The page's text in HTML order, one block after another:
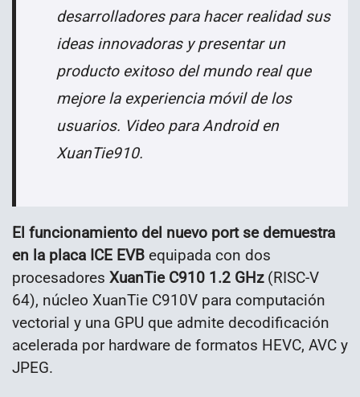
desarrolladores para hacer realidad sus
ideas innovadoras y presentar un
producto exitoso del mundo real que
mejore la experiencia móvil de los
usuarios. Video para Android en
XuanTie910.
El funcionamiento del nuevo port se demuestra
en la placa ICE EVB equipada con dos
procesadores XuanTie C910 1.2 GHz(RISC-V
64), núcleo XuanTie C910V para computación
vectorial y una GPU que admite decodificación
acelerada por hardware de formatos HEVC, AVC y
JPEG.